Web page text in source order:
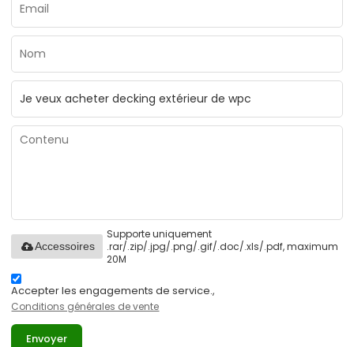
Supporte uniquement
.rar/.zip/.jpg/.png/.gif/.doc/.xls/.pdf, maximum
20M
Accessoires
Accepter les engagements de service.,
Conditions générales de vente
Envoyer